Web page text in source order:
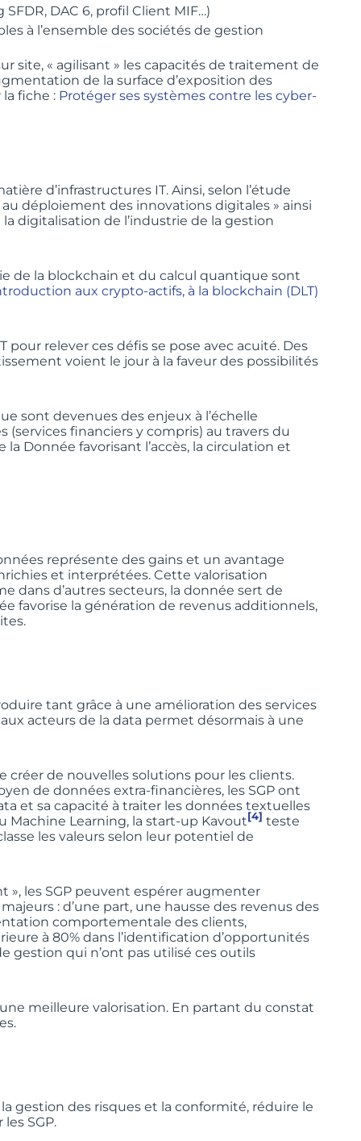
DAC 6, profil Client MIF…)
à l’ensemble des sociétés de gestion
site, « agilisant » les capacités de traitement de
de la surface d’exposition des
fiche : Protéger ses systèmes contre les cyber-
d’infrastructures IT. Ainsi, selon l’étude
au déploiement des innovations digitales » ainsi
digitalisation de l’industrie de la gestion
de la blockchain et du calcul quantique sont
aux crypto-actifs, à la blockchain (DLT)
relever ces défis se pose avec acuité. Des
voient le jour à la faveur des possibilités
sont devenues des enjeux à l’échelle
(services financiers y compris) au travers du
la Donnée favorisant l’accès, la circulation et
représente des gains et un avantage
et interprétées. Cette valorisation
dans d’autres secteurs, la donnée sert de
favorise la génération de revenus additionnels,
tant grâce à une amélioration des services
acteurs de la data permet désormais à une
créer de nouvelles solutions pour les clients.
de données extra-financières, les SGP ont
et sa capacité à traiter les données textuelles
Learning, la start-up Kavout[4] teste
les valeurs selon leur potentiel de
», les SGP peuvent espérer augmenter
: d’une part, une hausse des revenus des
comportementale des clients,
à 80% dans l’identification d’opportunités
gestion qui n’ont pas utilisé ces outils
meilleure valorisation. En partant du constat
gestion des risques et la conformité, réduire le
SGP.